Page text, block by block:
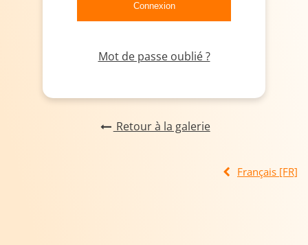
Mot de passe oublié ?
Retour à la galerie
Français [FR]